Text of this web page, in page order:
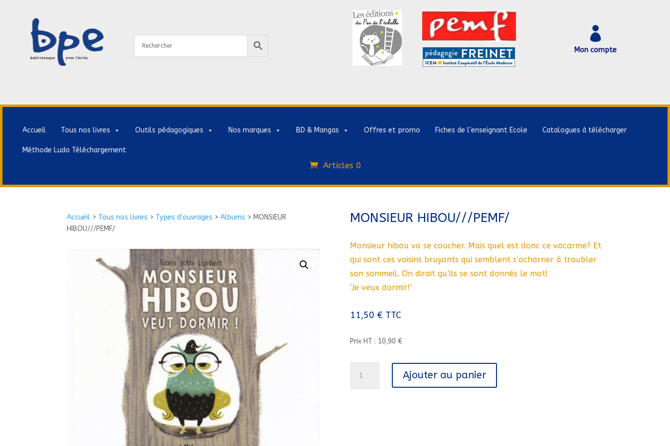

Mon compte
Accueil Tous nos livres Outils pédagogiques Nos marques BD & Mangas Offres et promo Fiches de l’enseignant Ecole Catalogues à télécharger
Méthode Ludo Téléchargement
Articles 0
Accueil > Tous nos livres > Types d'ouvrages >Albums > MONSIEUR
HIBOU///PEMF/
MONSIEUR HIBOU///PEMF/
Monsieur hibou va se coucher. Mais quel est donc ce vacarme? Et
qui sont ces voisins bruyants qui semblent s’acharner à troubler
son sommeil. On dirait qu’ils se sont donnés le mot!
‘Je veux dormir!’
11,50 € TTC
Prix HT : 10,90 €
Ajouter au panier